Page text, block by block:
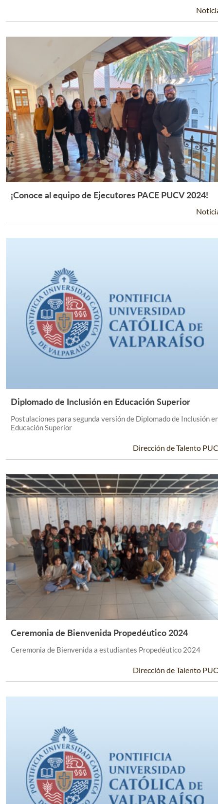
Leer Más +
¡Conoce al equipo de Ejecutores PACE PUCV 2024!
Leer Más +
Diplomado de Inclusión en Educación Superior
Postulaciones para segunda versión de Diplomado de Inclusión
Educación Superior
Dirección de Talento
Leer Más +
Ceremonia de Bienvenida Propedéutico 2024
Ceremonia de Bienvenida a estudiantes Propedéutico 2024
Dirección de Talento